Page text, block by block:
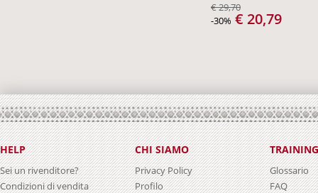
€ 29,70
-30% € 20,79
HELP
Sei un rivenditore?
Condizioni di vendita
CHI SIAMO
Privacy Policy
Profilo
TRAINING
Glossario
FAQ